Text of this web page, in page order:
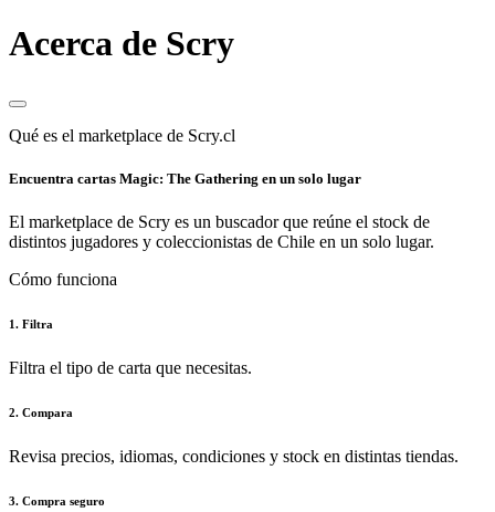
Acerca de Scry
Qué es el marketplace de Scry.cl
Encuentra cartas Magic: The Gathering en un solo lugar
El marketplace de Scry es un buscador que reúne el stock de
distintos jugadores y coleccionistas de Chile en un solo lugar.
Cómo funciona
1. Filtra
Filtra el tipo de carta que necesitas.
2. Compara
Revisa precios, idiomas, condiciones y stock en distintas tiendas.
3. Compra seguro